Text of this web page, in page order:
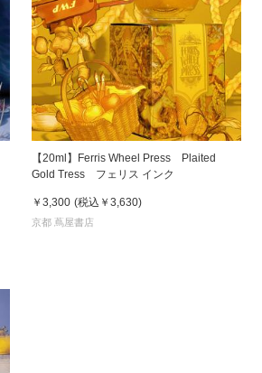
【20ml】Ferris Wheel Press Plaited
Gold Tress フェリス インク
￥3,300 (税込 ￥3,630)
京都 蔦屋書店